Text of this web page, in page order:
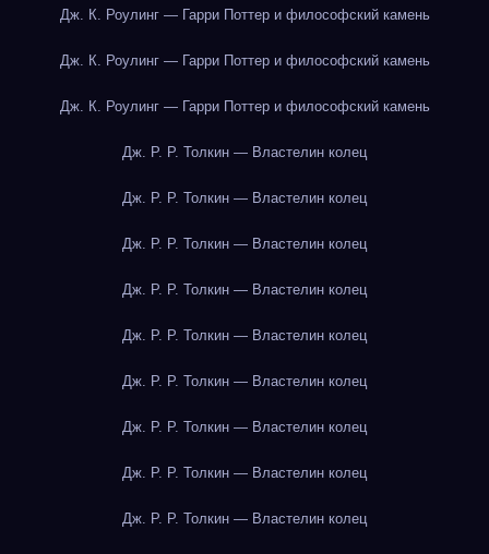
Дж. К. Роулинг — Гарри Поттер и философский камень
Дж. К. Роулинг — Гарри Поттер и философский камень
Дж. К. Роулинг — Гарри Поттер и философский камень
Дж. Р. Р. Толкин — Властелин колец
Дж. Р. Р. Толкин — Властелин колец
Дж. Р. Р. Толкин — Властелин колец
Дж. Р. Р. Толкин — Властелин колец
Дж. Р. Р. Толкин — Властелин колец
Дж. Р. Р. Толкин — Властелин колец
Дж. Р. Р. Толкин — Властелин колец
Дж. Р. Р. Толкин — Властелин колец
Дж. Р. Р. Толкин — Властелин колец